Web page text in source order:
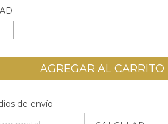
para el CP:
de envío